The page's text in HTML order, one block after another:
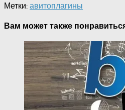
Метки: авитоплагины
Вам может также